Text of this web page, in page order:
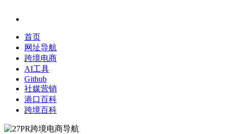
首页
网址导航
跨境电商
AI工具
Github
社媒营销
港口百科
跨境百科